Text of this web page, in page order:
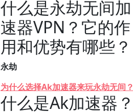
什么是永劫无间加
速器VPN？它的作
用和优势有哪些？
永劫
为什么选择Ak加速器来玩永劫无间？
什么是Ak加速器？